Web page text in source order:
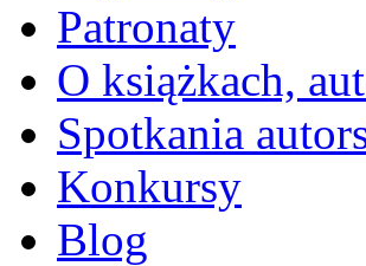
Patronaty
O książkach,
Spotkania
Konkursy
Blog